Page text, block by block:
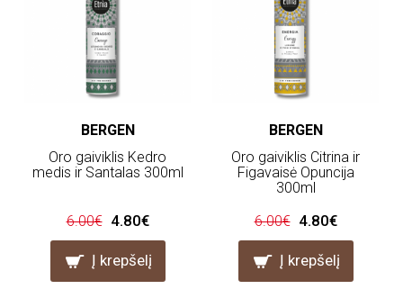
BERGEN
Oro gaiviklis Kedro
medis ir Santalas 300ml
6.00€ 4.80€
Į krepšelį
BERGEN
Oro gaiviklis Citrina ir
Figavaisė Opuncija
300ml
6.00€ 4.80€
Į krepšelį